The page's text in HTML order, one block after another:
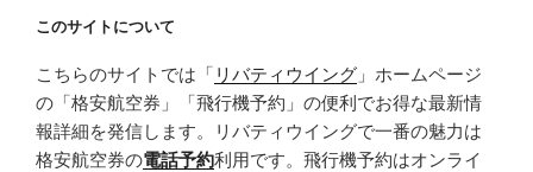
このサイトについて
こちらのサイトでは「 リバティウイング 」ホームページ
の「格安航空券」「飛行機予約」の便利でお得な最新情
報詳細を発信します。リバティウイングで一番の魅力は
格安航空券の電話予約利用です。飛行機予約はオンライ